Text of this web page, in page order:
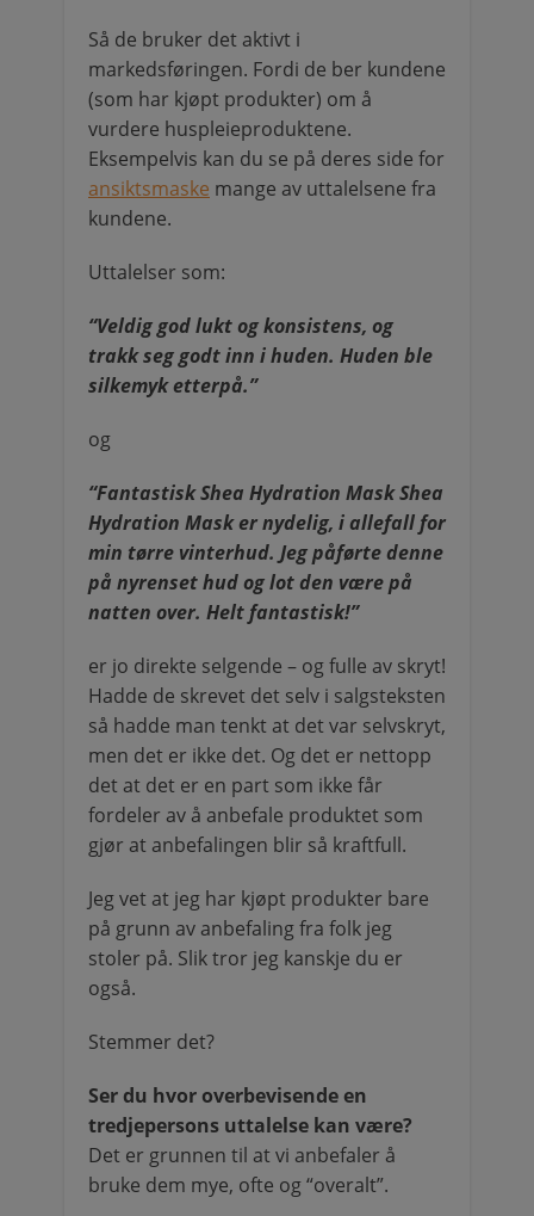
Så de bruker det aktivt i
markedsføringen. Fordi de ber kundene
(som har kjøpt produkter) om å
vurdere huspleieproduktene.
Eksempelvis kan du se på deres side for
ansiktsmaske mange av uttalelsene fra
kundene.
Uttalelser som:
“Veldig god lukt og konsistens, og
trakk seg godt inn i huden. Huden ble
silkemyk etterpå.”
og
“Fantastisk Shea Hydration Mask Shea
Hydration Mask er nydelig, i allefall for
min tørre vinterhud. Jeg påførte denne
på nyrenset hud og lot den være på
natten over. Helt fantastisk!”
er jo direkte selgende – og fulle av skryt!
Hadde de skrevet det selv i salgsteksten
så hadde man tenkt at det var selvskryt,
men det er ikke det. Og det er nettopp
det at det er en part som ikke får
fordeler av å anbefale produktet som
gjør at anbefalingen blir så kraftfull.
Jeg vet at jeg har kjøpt produkter bare
på grunn av anbefaling fra folk jeg
stoler på. Slik tror jeg kanskje du er
også.
Stemmer det?
Ser du hvor overbevisende en
tredjepersons uttalelse kan være?
Det er grunnen til at vi anbefaler å
bruke dem mye, ofte og “overalt”.